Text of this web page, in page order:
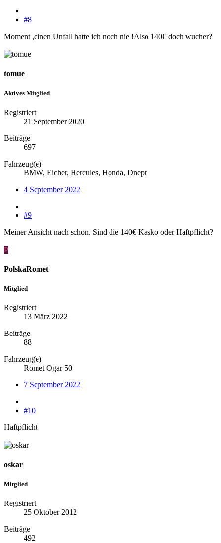
#8
Moment ,einen Unfall hatte ich noch nie !Also 140€ doch wucher?
tomue
Aktives Mitglied
Registriert
21 September 2020
Beiträge
697
Fahrzeug(e)
BMW, Eicher, Hercules, Honda, Dnepr
4 September 2022
#9
Meiner Ansicht nach schon. Sind die 140€ Kasko oder Haftpflicht?
P
PolskaRomet
Mitglied
Registriert
13 März 2022
Beiträge
88
Fahrzeug(e)
Romet Ogar 50
7 September 2022
#10
Haftpflicht
oskar
Mitglied
Registriert
25 Oktober 2012
Beiträge
492